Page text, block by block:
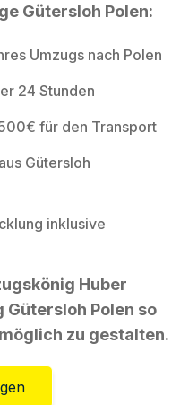
Gütersloh Polen:
Umzugs nach Polen
24 Stunden
für den Transport
Gütersloh
inklusive
Huber
Gütersloh Polen so
zu gestalten.